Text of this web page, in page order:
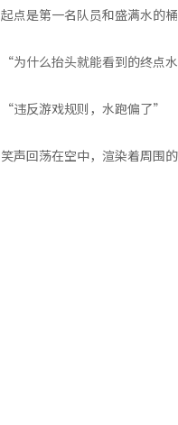
起点是第一名队员和盛满水的
“为什么抬头就能看到的终点
“违反游戏规则，水跑偏了”
笑声回荡在空中，渲染着周围